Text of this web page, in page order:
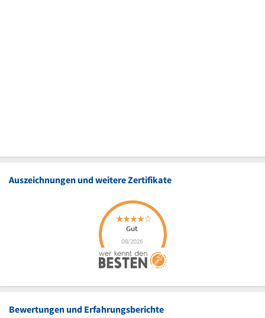
Auszeichnungen und weitere Zertifikate
Bewertungen und Erfahrungsberichte